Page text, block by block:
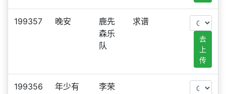
199357 晚安
鹿先
森乐
队
求谱
去
上
传
199356
年少有
李荣